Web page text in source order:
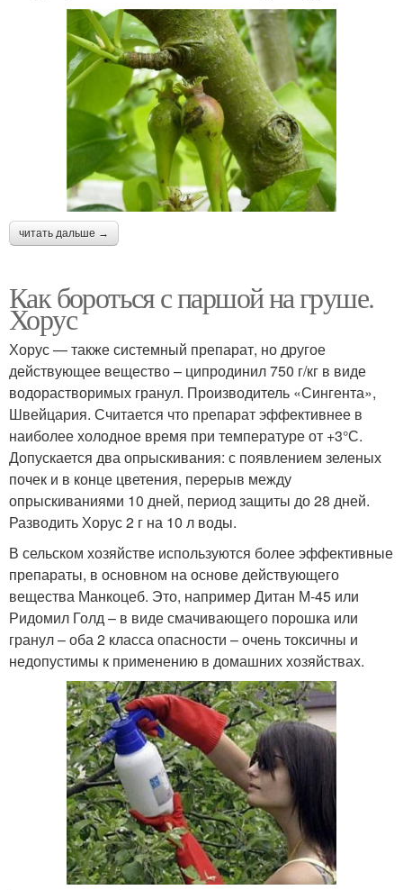
читать дальше →
Как бороться с паршой на груше.
Хорус
Хорус — также системный препарат, но другое
действующее вещество – ципродинил 750 г/кг в виде
водорастворимых гранул. Производитель «Сингента»,
Швейцария. Считается что препарат эффективнее в
наиболее холодное время при температуре от +3°С.
Допускается два опрыскивания: с появлением зеленых
почек и в конце цветения, перерыв между
опрыскиваниями 10 дней, период защиты до 28 дней.
Разводить Хорус 2 г на 10 л воды.
В сельском хозяйстве используются более эффективные
препараты, в основном на основе действующего
вещества Манкоцеб. Это, например Дитан М-45 или
Ридомил Голд – в виде смачивающего порошка или
гранул – оба 2 класса опасности – очень токсичны и
недопустимы к применению в домашних хозяйствах.